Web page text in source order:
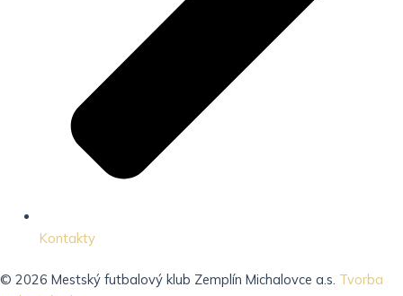
Kontakty
© 2026 Mestský futbalový klub Zemplín Michalovce a.s. Tvorba